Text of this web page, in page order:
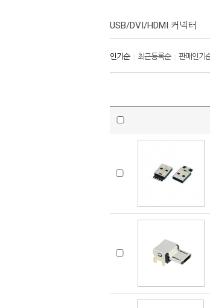
USB/DVI/HDMI 커넥터
인기순| 최근등록순| 판매인기